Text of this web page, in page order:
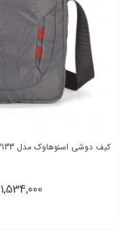
کیف دوشی اسنوهاوک مدل Snow Hawk SN-B3133
1,534,000